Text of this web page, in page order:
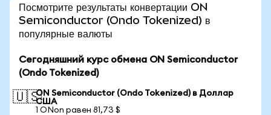
Посмотрите результаты конвертации ON
Semiconductor (Ondo Tokenized) в
популярные валюты
Сегодняшний курс обмена ON Semiconductor
(Ondo Tokenized)
🇺🇸ON Semiconductor (Ondo Tokenized) в Доллар
США
1 ONon равен 81,73 $